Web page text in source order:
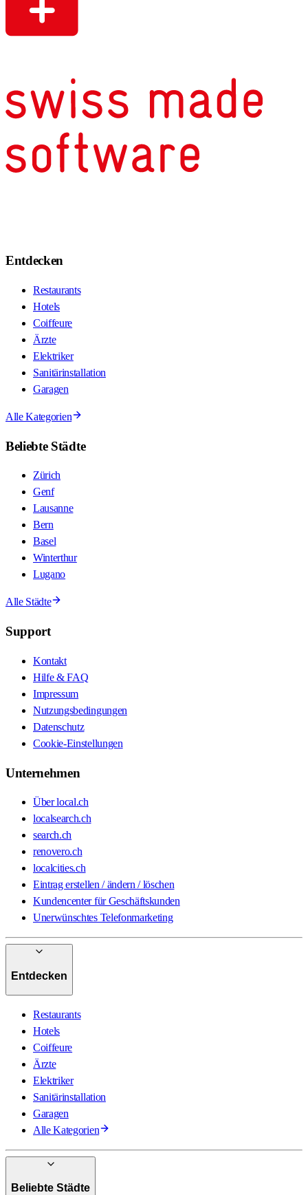
Entdecken
Restaurants
Hotels
Coiffeure
Ärzte
Elektriker
Sanitärinstallation
Garagen
Alle Kategorien
Beliebte Städte
Zürich
Genf
Lausanne
Bern
Basel
Winterthur
Lugano
Alle Städte
Support
Kontakt
Hilfe & FAQ
Impressum
Nutzungsbedingungen
Datenschutz
Cookie-Einstellungen
Unternehmen
Über local.ch
localsearch.ch
search.ch
renovero.ch
localcities.ch
Eintrag erstellen / ändern / löschen
Kundencenter für Geschäftskunden
Unerwünschtes Telefonmarketing
Entdecken
Restaurants
Hotels
Coiffeure
Ärzte
Elektriker
Sanitärinstallation
Garagen
Alle Kategorien
Beliebte Städte